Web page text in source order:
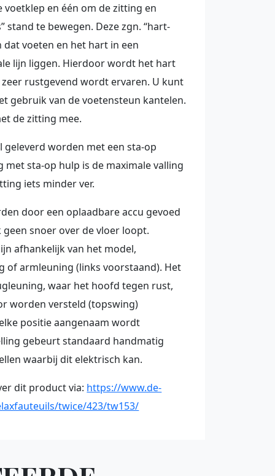
en één om de zitting en
stand te bewegen. Deze zgn. “hart-
voeten en het hart in een
lijn liggen. Hierdoor wordt het hart
rustgevend wordt ervaren. U kunt
gebruik van de voetensteun kantelen.
de zitting mee.
worden met een sta-op
met sta-op hulp is de maximale valling
iets minder ver.
door een oplaadbare accu gevoed
snoer over de vloer loopt.
afhankelijk van het model,
of armleuning (links voorstaand). Het
waar het hoofd tegen rust,
worden versteld (topswing)
positie aangenaam wordt
gebeurt standaard handmatig
waarbij dit elektrisch kan.
dit product via: https://www.de-
twice/423/tw153/